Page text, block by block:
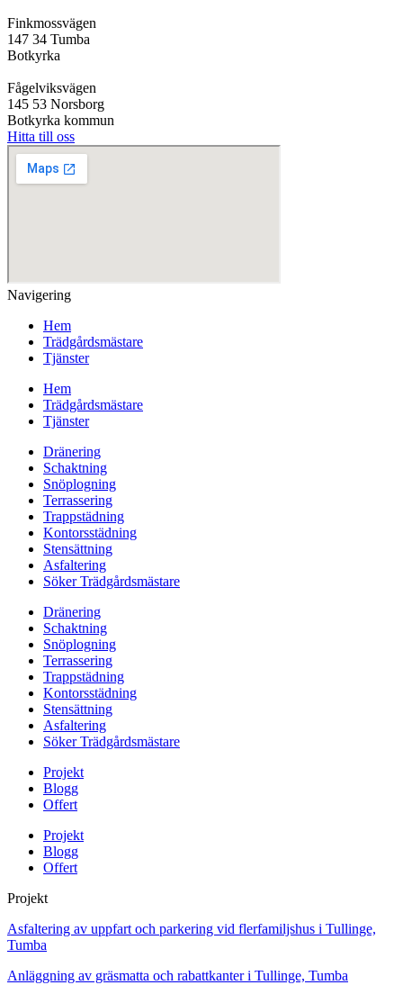
Finkmossvägen
147 34 Tumba
Botkyrka
Fågelviksvägen
145 53 Norsborg
Botkyrka kommun
Hitta till oss
Navigering
Hem
Trädgårdsmästare
Tjänster
Hem
Trädgårdsmästare
Tjänster
Dränering
Schaktning
Snöplogning
Terrassering
Trappstädning
Kontorsstädning
Stensättning
Asfaltering
Söker Trädgårdsmästare
Dränering
Schaktning
Snöplogning
Terrassering
Trappstädning
Kontorsstädning
Stensättning
Asfaltering
Söker Trädgårdsmästare
Projekt
Blogg
Offert
Projekt
Blogg
Offert
Projekt
Asfaltering av uppfart och parkering vid flerfamiljshus i Tullinge,
Tumba
Anläggning av gräsmatta och rabattkanter i Tullinge, Tumba